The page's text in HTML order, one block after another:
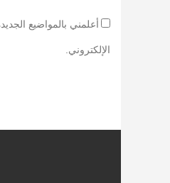
أعلمني بالمواضيع
الإلكتروني.